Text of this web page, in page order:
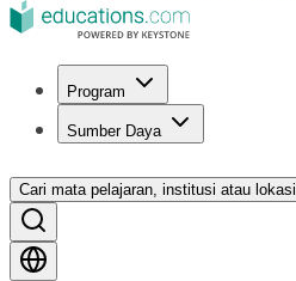
Program
Sumber Daya
Cari mata pelajaran, institusi atau lokasi